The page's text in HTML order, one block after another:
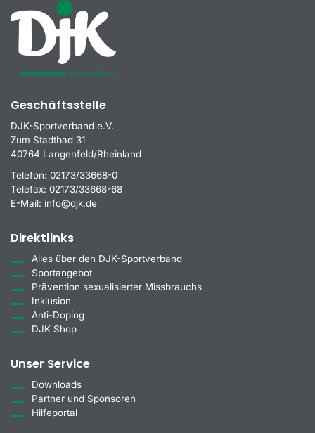
Geschäftsstelle
DJK-Sportverband e.V.
Zum Stadtbad 31
40764 Langenfeld/Rheinland
Telefon: 02173/33668-0
Telefax: 02173/33668-68
E-Mail: info@djk.de
Direktlinks
Alles über den DJK-Sportverband
Sportangebot
Prävention sexualisierter Missbrauchs
Inklusion
Anti-Doping
DJK Shop
Unser Service
Downloads
Partner und Sponsoren
Hilfeportal